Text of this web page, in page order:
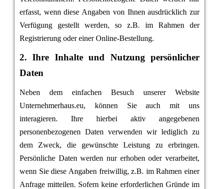
erfasst, wenn diese Angaben von Ihnen ausdrücklich zur
Verfügung gestellt werden, so z.B. im Rahmen der
Registrierung oder einer Online-Bestellung.
2. Ihre Inhalte und Nutzung persönlicher
Daten
Neben dem einfachen Besuch unserer Website
Unternehmerhaus.eu, können Sie auch mit uns
interagieren. Ihre hierbei aktiv angegebenen
personenbezogenen Daten verwenden wir lediglich zu
dem Zweck, die gewünschte Leistung zu erbringen.
Persönliche Daten werden nur erhoben oder verarbeitet,
wenn Sie diese Angaben freiwillig, z.B. im Rahmen einer
Anfrage mitteilen. Sofern keine erforderlichen Gründe im